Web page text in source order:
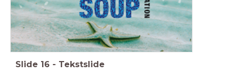
Slide 16 - Tekstslide